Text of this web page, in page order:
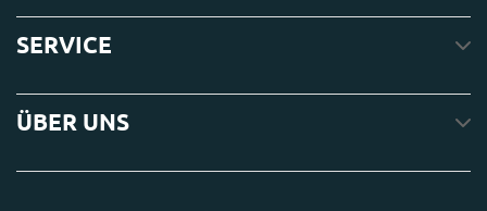
SERVICE
ÜBER UNS